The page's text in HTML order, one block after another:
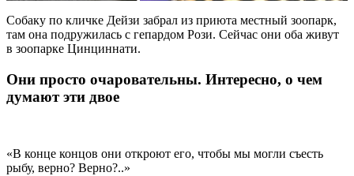
Собаку по кличке Дейзи забрал из приюта местный зоопарк,
там она подружилась с гепардом Рози. Сейчас они оба живут
в зоопарке Цинциннати.
Они просто очаровательны. Интересно, о чем
думают эти двое
«В конце концов они откроют его, чтобы мы могли съесть
рыбу, верно? Верно?..»